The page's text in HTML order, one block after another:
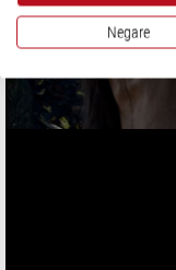
Negare